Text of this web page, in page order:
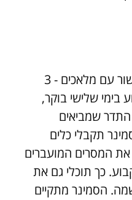
סדנת תקשור עם מלאכים - 3
שלישי בוקר,
התדר שמביאים
תקבלי כלים
את המסרים המועברים
כך תוכלי גם את
הסמינר מתקיים